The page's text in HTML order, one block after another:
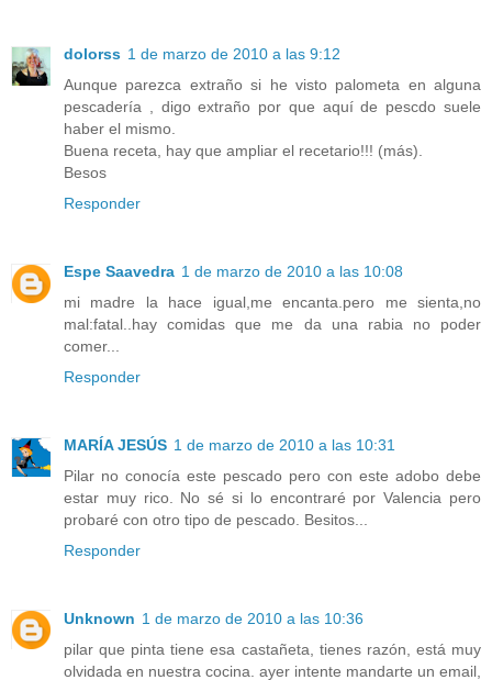
dolorss 1 de marzo de 2010 a las 9:12
Aunque parezca extraño si he visto palometa en alguna
pescadería , digo extraño por que aquí de pescdo suele
haber el mismo.
Buena receta, hay que ampliar el recetario!!! (más).
Besos
Responder
Espe Saavedra 1 de marzo de 2010 a las 10:08
mi madre la hace igual,me encanta.pero me sienta,no
mal:fatal..hay comidas que me da una rabia no poder
comer...
Responder
MARÍA JESÚS 1 de marzo de 2010 a las 10:31
Pilar no conocía este pescado pero con este adobo debe
estar muy rico. No sé si lo encontraré por Valencia pero
probaré con otro tipo de pescado. Besitos...
Responder
Unknown 1 de marzo de 2010 a las 10:36
pilar que pinta tiene esa castañeta, tienes razón, está muy
olvidada en nuestra cocina. ayer intente mandarte un email,